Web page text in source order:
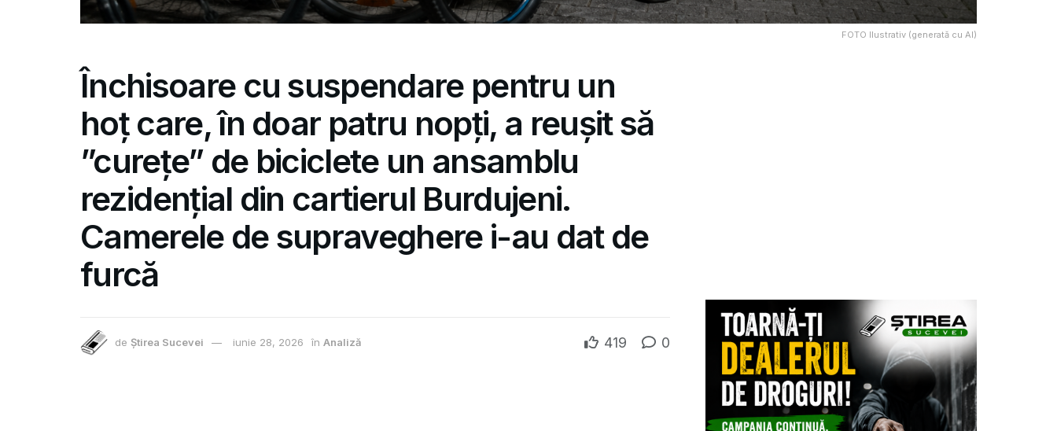
FOTO Ilustrativ (generată cu AI)
Închisoare cu suspendare pentru un
hoț care, în doar patru nopți, a reușit să
”curețe” de biciclete un ansamblu
rezidențial din cartierul Burdujeni.
Camerele de supraveghere i-au dat de
furcă
de Știrea Sucevei iunie 28, 2026 în Analiză 419 0